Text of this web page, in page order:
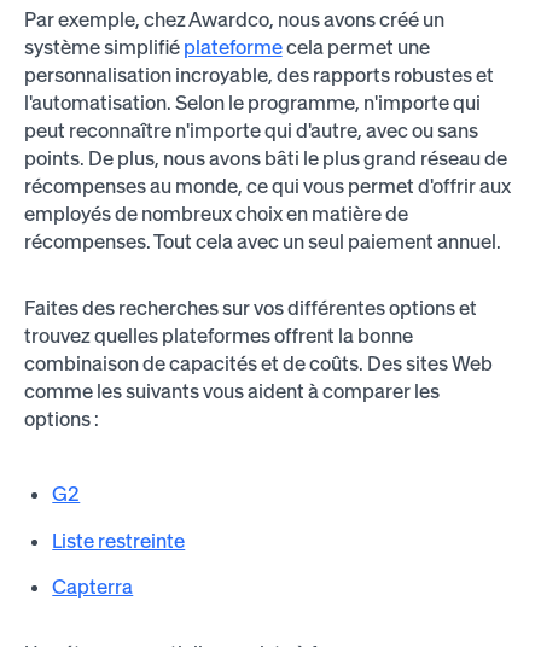
Par exemple, chez Awardco, nous avons créé un
système simplifié plateformecela permet une
personnalisation incroyable, des rapports robustes et
l'automatisation. Selon le programme, n'importe qui
peut reconnaître n'importe qui d'autre, avec ou sans
points. De plus, nous avons bâti le plus grand réseau de
récompenses au monde, ce qui vous permet d'offrir aux
employés de nombreux choix en matière de
récompenses. Tout cela avec un seul paiement annuel.
Faites des recherches sur vos différentes options et
trouvez quelles plateformes offrent la bonne
combinaison de capacités et de coûts. Des sites Web
comme les suivants vous aident à comparer les
options :
G2
Liste restreinte
Capterra